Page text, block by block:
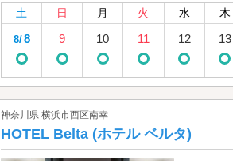
土
日 月 火 水 木
8/8 9 10 11 12 13
神奈川県 横浜市西区南幸
HOTEL Belta (ホテル ベルタ)